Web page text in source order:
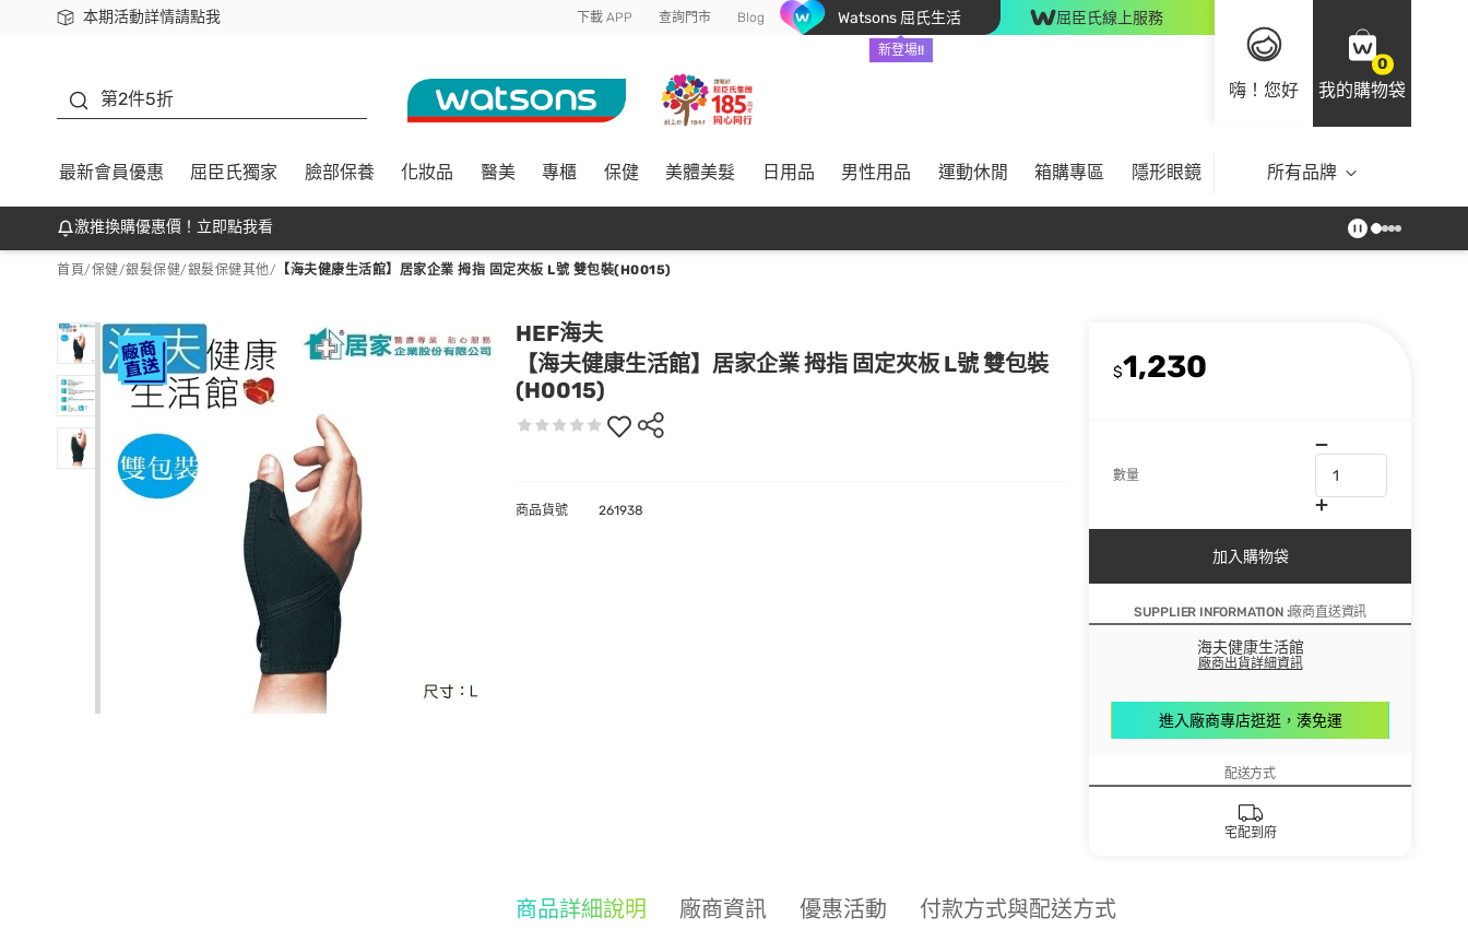
本期活動詳情請點我
下載app最高回饋$350 下載 APP 查詢門市 Blog Watsons 屈氏生活
新登場!!
屈臣氏線上服務
嗨！您好
0
我的購物袋
第2件5折
最新會員優惠 屈臣氏獨家 臉部保養 化妝品 醫美 專櫃 保健 美體美髮 日用品 男性用品 運動休閒 箱購專區 隱形眼鏡 所有品牌
激推換購優惠價！立即點我看
首頁/保健/銀髮保健/銀髮保健其他/ 【海夫健康生活館】居家企業 拇指 固定夾板 L號 雙包裝(H0015)
HEF海夫
【海夫健康生活館】居家企業 拇指 固定夾板 L號 雙包裝
(H0015)
$1,230
數量
加入購物袋
SUPPLIER INFORMATION :廠商直送資訊
海夫健康生活館
廠商出貨詳細資訊
進入廠商專店逛逛，湊免運
配送方式
宅配到府
商品貨號 261938
商品詳細說明 廠商資訊 優惠活動 付款方式與配送方式